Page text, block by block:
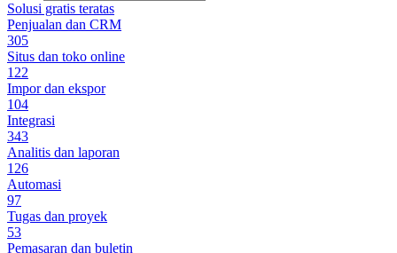
Solusi gratis teratas
Penjualan dan CRM
305
Situs dan toko online
122
Impor dan ekspor
104
Integrasi
343
Analitis dan laporan
126
Automasi
97
Tugas dan proyek
53
Pemasaran dan buletin